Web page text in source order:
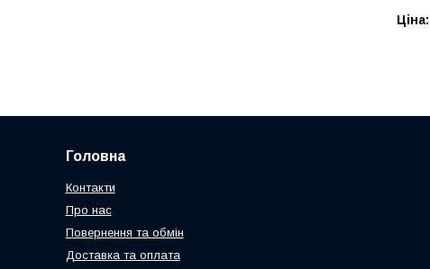
Ціна:
Головна
Контакти
Про нас
Повернення та обмін
Доставка та оплата